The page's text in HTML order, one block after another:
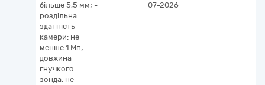
більше 5,5 мм; -
роздільна
здатність
камери: не
менше 1 Мп; -
довжина
гнучкого
зонда: не
07-2026